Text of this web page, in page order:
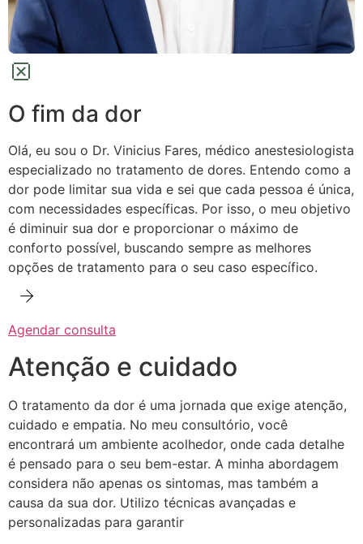
O fim da dor
Olá, eu sou o Dr. Vinicius Fares, médico anestesiologista
especializado no tratamento de dores. Entendo como a
dor pode limitar sua vida e sei que cada pessoa é única,
com necessidades específicas. Por isso, o meu objetivo
é diminuir sua dor e proporcionar o máximo de
conforto possível, buscando sempre as melhores
opções de tratamento para o seu caso específico.
Agendar consulta
Atenção e cuidado
O tratamento da dor é uma jornada que exige atenção,
cuidado e empatia. No meu consultório, você
encontrará um ambiente acolhedor, onde cada detalhe
é pensado para o seu bem-estar. A minha abordagem
considera não apenas os sintomas, mas também a
causa da sua dor. Utilizo técnicas avançadas e
personalizadas para garantir